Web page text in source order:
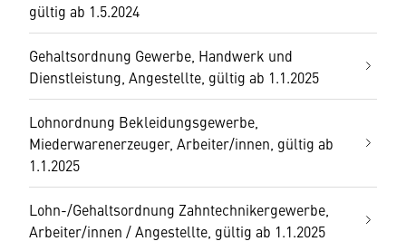
gültig ab 1.5.2024
Gehaltsordnung Gewerbe, Handwerk und
Dienstleistung, Angestellte, gültig ab 1.1.2025
Lohnordnung Bekleidungsgewerbe,
Miederwarenerzeuger, Arbeiter/innen, gültig ab
1.1.2025
Lohn-/Gehaltsordnung Zahntechnikergewerbe,
Arbeiter/innen / Angestellte, gültig ab 1.1.2025